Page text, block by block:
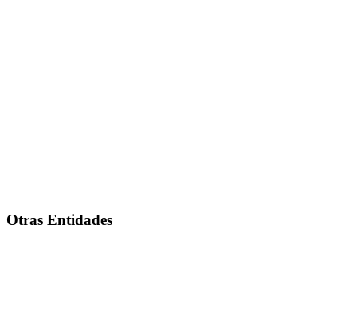
Otras Entidades